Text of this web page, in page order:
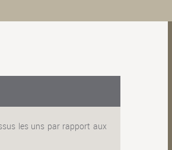
les uns par rapport aux